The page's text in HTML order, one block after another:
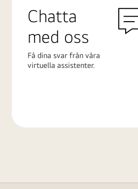
Chatta
med oss
Få dina svar från våra
virtuella assistenter.